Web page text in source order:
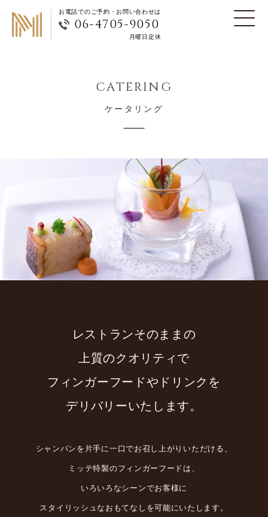
お電話でのご予約・お問い合わせは
06-4705-9050
月曜日定休
CATERING
ケータリング
レストランそのままの
上質のクオリティで
フィンガーフードやドリンクを
デリバリーいたします。
シャンパンを片手に一口でお召し上がりいただける、
ミッテ特製のフィンガーフードは、
いろいろなシーンでお客様に
スタイリッシュなおもてなしを可能にいたします。